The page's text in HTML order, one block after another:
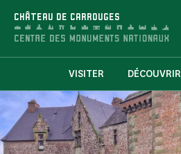
CHÂTEAU DE CARROUGES
VISITER DÉCOUVRIR